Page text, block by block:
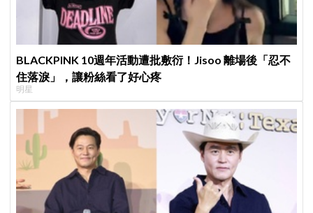
BLACKPINK 10週年活動遭批敷衍！Jisoo 離場後「忍不
住落淚」，讓粉絲看了好心疼
明星